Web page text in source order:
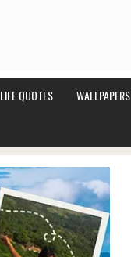
LIFE QUOTES WALLPAPERS